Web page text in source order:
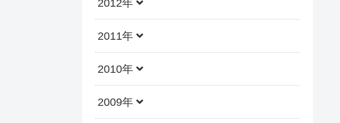
2012年
2011年
2010年
2009年